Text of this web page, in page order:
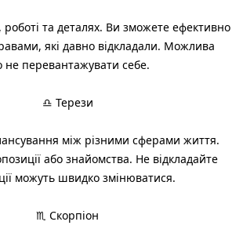
роботі та деталях. Ви зможете ефективно
які давно відкладали. Можлива
не перевантажувати себе.
♎ Терези
між різними сферами життя.
або знайомства. Не відкладайте
можуть швидко змінюватися.
♏ Скорпіон